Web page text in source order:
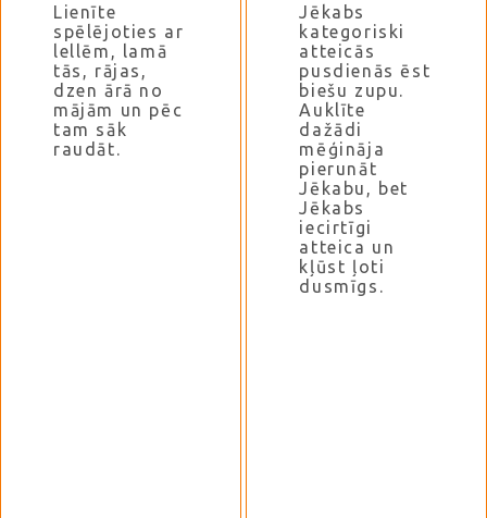
Lienīte
spēlējoties ar
lellēm, lamā
tās, rājas,
dzen ārā no
mājām un pēc
tam sāk
raudāt.
Jēkabs
kategoriski
atteicās
pusdienās ēst
biešu zupu.
Auklīte
dažādi
mēģināja
pierunāt
Jēkabu, bet
Jēkabs
iecirtīgi
atteica un
kļūst ļoti
dusmīgs.